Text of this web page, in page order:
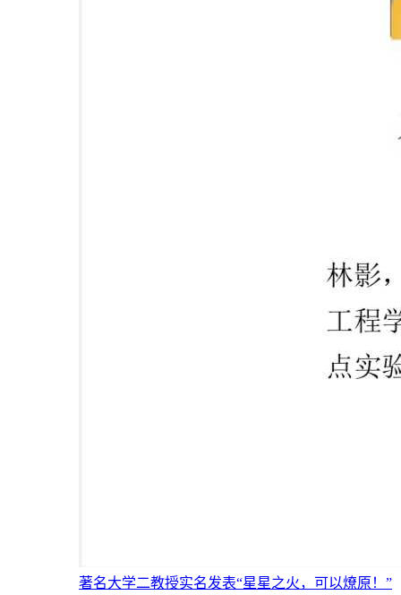
著名大学二教授实名发表“星星之火，可以燎原！”